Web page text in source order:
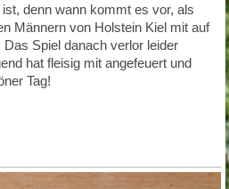
denn wann kommt es vor, als
Männern von Holstein Kiel mit auf
Spiel danach verlor leider
hat fleisig mit angefeuert und
Tag!